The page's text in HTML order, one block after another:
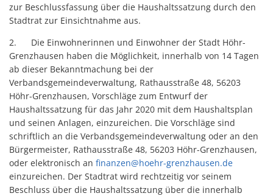
zur Beschlussfassung über die Haushaltssatzung durch den
Stadtrat zur Einsichtnahme aus.
2. Die Einwohnerinnen und Einwohner der Stadt Höhr-
Grenzhausen haben die Möglichkeit, innerhalb von 14 Tagen
ab dieser Bekanntmachung bei der
Verbandsgemeindeverwaltung, Rathausstraße 48, 56203
Höhr-Grenzhausen, Vorschläge zum Entwurf der
Haushaltssatzung für das Jahr 2020 mit dem Haushaltsplan
und seinen Anlagen, einzureichen. Die Vorschläge sind
schriftlich an die Verbandsgemeindeverwaltung oder an den
Bürgermeister, Rathausstraße 48, 56203 Höhr-Grenzhausen,
oder elektronisch an finanzen@hoehr-grenzhausen.de
einzureichen. Der Stadtrat wird rechtzeitig vor seinem
Beschluss über die Haushaltssatzung über die innerhalb